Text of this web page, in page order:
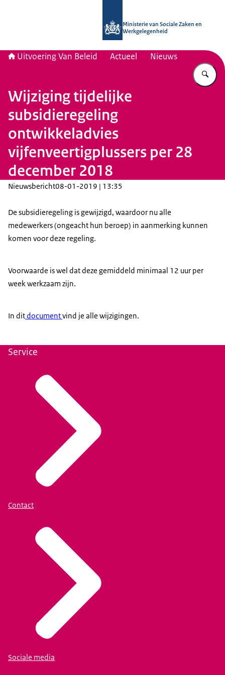
Ministerie van Sociale Zaken en
Werkgelegenheid
Uitvoering Van Beleid Actueel Nieuws
Wijziging tijdelijke
subsidieregeling
ontwikkeladvies
vijfenveertigplussers per 28
december 2018
Nieuwsbericht08-01-2019 | 13:35
De subsidieregeling is gewijzigd, waardoor nu alle
medewerkers (ongeacht hun beroep) in aanmerking kunnen
komen voor deze regeling.
Voorwaarde is wel dat deze gemiddeld minimaal 12 uur per
week werkzaam zijn.
In ditdocumentvind je alle wijzigingen.
Service
Contact
Sociale media